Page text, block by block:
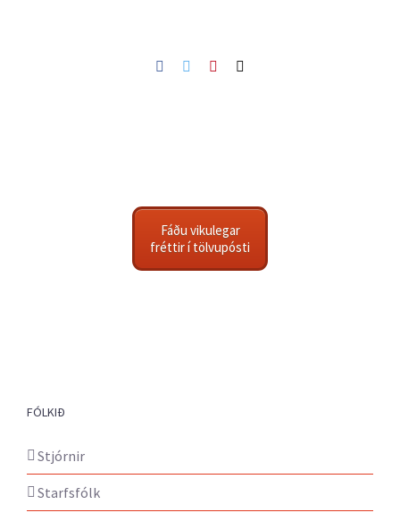
Facebook
TwitterPinterest
Fáðu vikulegar
fréttir í tölvupósti
FÓLKIÐ
Stjórnir
Starfsfólk